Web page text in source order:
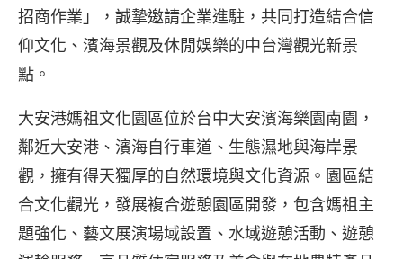
招商作業」，誠摯邀請企業進駐，共同打造結合信
仰文化、濱海景觀及休閒娛樂的中台灣觀光新景
點。
大安港媽祖文化園區位於台中大安濱海樂園南園，
鄰近大安港、濱海自行車道、生態濕地與海岸景
觀，擁有得天獨厚的自然環境與文化資源。園區結
合文化觀光，發展複合遊憩園區開發，包含媽祖主
題強化、藝文展演場域設置、水域遊憩活動、遊憩